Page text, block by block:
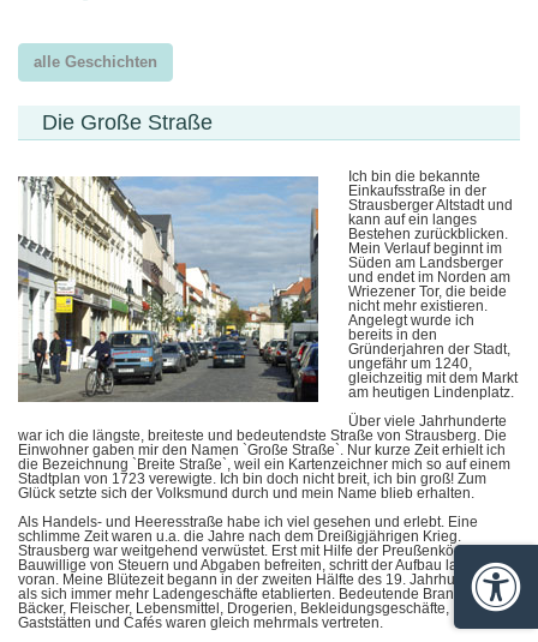
alle Geschichten
Die Große Straße
Ich bin die bekannte
Einkaufsstraße in der
Strausberger Altstadt und
kann auf ein langes
Bestehen zurückblicken.
Mein Verlauf beginnt im
Süden am Landsberger
und endet im Norden am
Wriezener Tor, die beide
nicht mehr existieren.
Angelegt wurde ich
bereits in den
Gründerjahren der Stadt,
ungefähr um 1240,
gleichzeitig mit dem Markt
am heutigen Lindenplatz.
Über viele Jahrhunderte
war ich die längste, breiteste und bedeutendste Straße von Strausberg. Die
Einwohner gaben mir den Namen `Große Straße`. Nur kurze Zeit erhielt ich
die Bezeichnung `Breite Straße`, weil ein Kartenzeichner mich so auf einem
Stadtplan von 1723 verewigte. Ich bin doch nicht breit, ich bin groß! Zum
Glück setzte sich der Volksmund durch und mein Name blieb erhalten.
Als Handels- und Heeresstraße habe ich viel gesehen und erlebt. Eine
schlimme Zeit waren u.a. die Jahre nach dem Dreißigjährigen Krieg.
Strausberg war weitgehend verwüstet. Erst mit Hilfe der Preußenkönige, die
Bauwillige von Steuern und Abgaben befreiten, schritt der Aufbau langsam
voran. Meine Blütezeit begann in der zweiten Hälfte des 19. Jahrhunderts,
als sich immer mehr Ladengeschäfte etablierten. Bedeutende Branchen wie
Bäcker, Fleischer, Lebensmittel, Drogerien, Bekleidungsgeschäfte,
Gaststätten und Cafés waren gleich mehrmals vertreten.